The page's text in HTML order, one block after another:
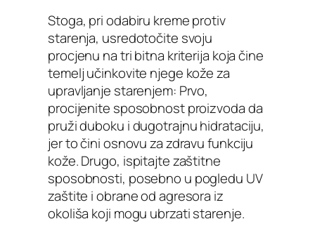
Stoga, pri odabiru kreme protiv
starenja, usredotočite svoju
procjenu na tri bitna kriterija koja čine
temelj učinkovite njege kože za
upravljanje starenjem: Prvo,
procijenite sposobnost proizvoda da
pruži duboku i dugotrajnu hidrataciju,
jer to čini osnovu za zdravu funkciju
kože. Drugo, ispitajte zaštitne
sposobnosti, posebno u pogledu UV
zaštite i obrane od agresora iz
okoliša koji mogu ubrzati starenje.